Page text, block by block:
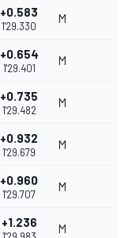
+0.583
1'29.330
M
+0.654
1'29.401
M
+0.735
1'29.482
M
+0.932
1'29.679
M
+0.960
1'29.707
M
+1.236 M